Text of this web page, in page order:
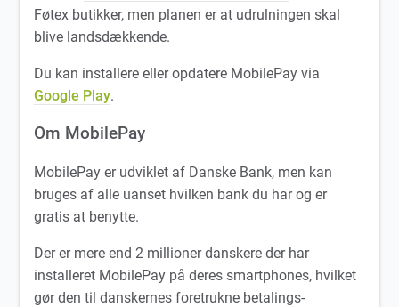
Føtex butikker, men planen er at udrulningen skal
blive landsdækkende.
Du kan installere eller opdatere MobilePay via
Google Play.
Om MobilePay
MobilePay er udviklet af Danske Bank, men kan
bruges af alle uanset hvilken bank du har og er
gratis at benytte.
Der er mere end 2 millioner danskere der har
installeret MobilePay på deres smartphones, hvilket
gør den til danskernes foretrukne betalings-